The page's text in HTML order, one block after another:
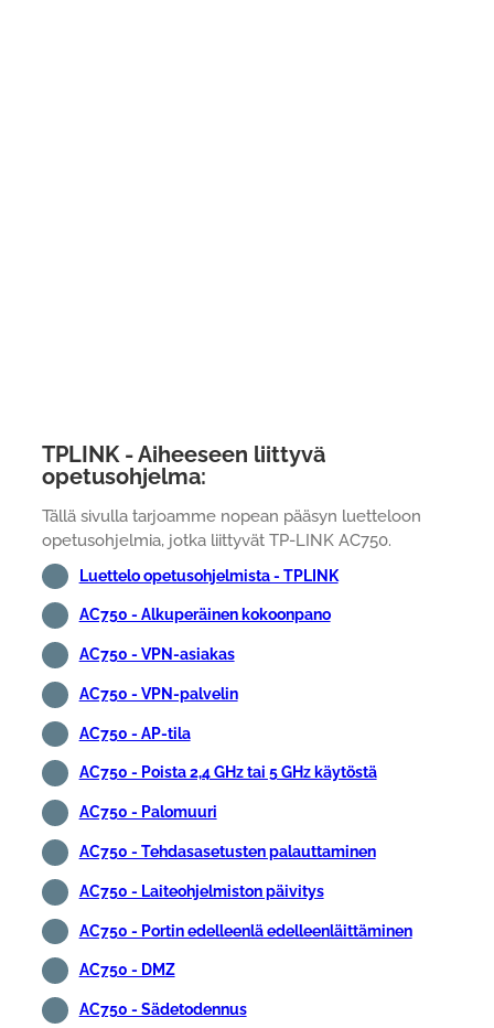
TPLINK - Aiheeseen liittyvä
opetusohjelma:
Tällä sivulla tarjoamme nopean pääsyn luetteloon
opetusohjelmia, jotka liittyvät TP-LINK AC750.
Luettelo opetusohjelmista - TPLINK
AC750 - Alkuperäinen kokoonpano
AC750 - VPN-asiakas
AC750 - VPN-palvelin
AC750 - AP-tila
AC750 - Poista 2,4 GHz tai 5 GHz käytöstä
AC750 - Palomuuri
AC750 - Tehdasasetusten palauttaminen
AC750 - Laiteohjelmiston päivitys
AC750 - Portin edelleenlä edelleenläittäminen
AC750 - DMZ
AC750 - Sädetodennus